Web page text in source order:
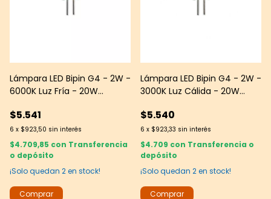
Lámpara LED Bipin G4 - 2W -
6000K Luz Fría - 20W
$5.541
6 x $923,50 sin interés
$4.709,85 con Transferencia
o depósito
¡Solo quedan 2en stock!
Lámpara LED Bipin G4 - 2W -
3000K Luz Cálida - 20W
$5.540
6 x $923,33 sin interés
$4.709 con Transferencia o
depósito
¡Solo quedan 2en stock!